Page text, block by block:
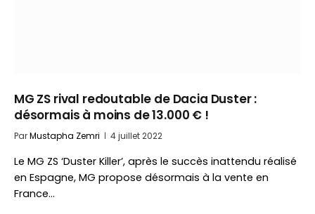
MG ZS rival redoutable de Dacia Duster :
désormais à moins de 13.000 € !
ParMustapha Zemri 4 juillet 2022
Le MG ZS ‘Duster Killer’, après le succès inattendu réalisé
en Espagne, MG propose désormais à la vente en
France…